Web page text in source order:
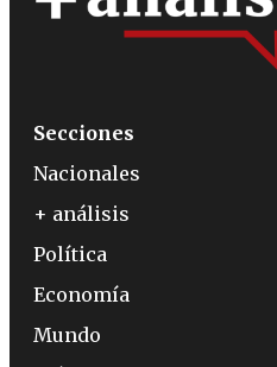
Secciones
Nacionales
+ análisis
Política
Economía
Mundo